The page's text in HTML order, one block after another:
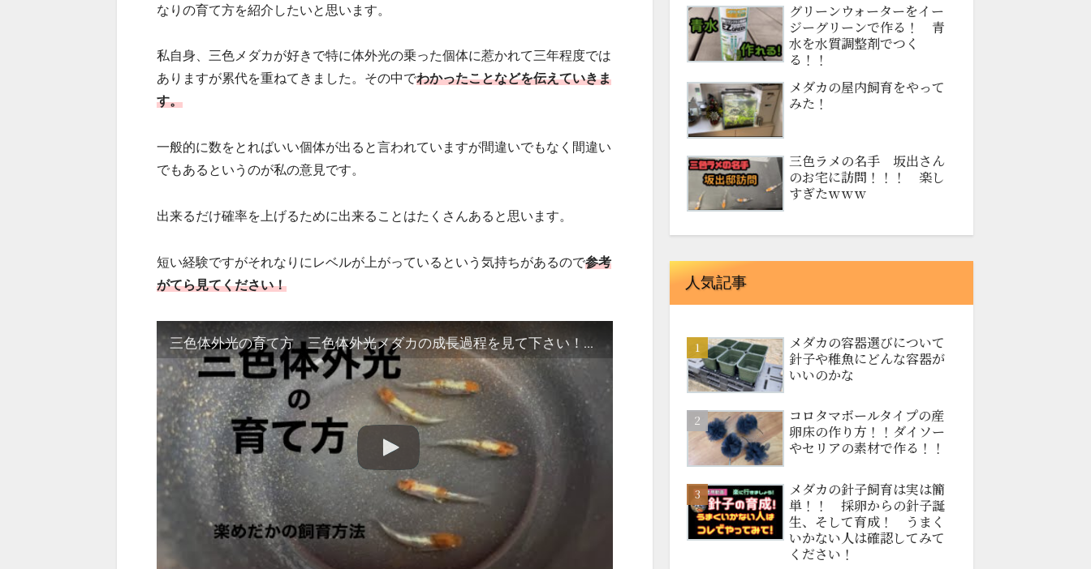
なりの育て方を紹介したいと思います。
私自身、三色メダカが好きで特に体外光の乗った個体に惹かれて三年程度では
ありますが累代を重ねてきました。その中でわかったことなどを伝えていきま
す。
一般的に数をとればいい個体が出ると言われていますが間違いでもなく間違い
でもあるというのが私の意見です。
出来るだけ確率を上げるために出来ることはたくさんあると思います。
短い経験ですがそれなりにレベルが上がっているという気持ちがあるので参考
がてら見てください！
三色体外光の育て方 三色体外光メダカの成長過程を見て下さい！ 白容器の活用と親選び ＠楽めだか 紅凛（こうりん）の体外光を簡単に引きだす方法 作り方
グリーンウォーターをイー
ジーグリーンで作る！ 青
水を水質調整剤でつく
る！！
メダカの屋内飼育をやって
みた！
三色ラメの名手 坂出さん
のお宅に訪問！！！ 楽し
すぎたｗｗｗ
人気記事
メダカの容器選びについて
針子や稚魚にどんな容器が
いいのかな
コロタマボールタイプの産
卵床の作り方！！ダイソー
やセリアの素材で作る！！
メダカの針子飼育は実は簡
単！！ 採卵からの針子誕
生、そして育成！ うまく
いかない人は確認してみて
ください！